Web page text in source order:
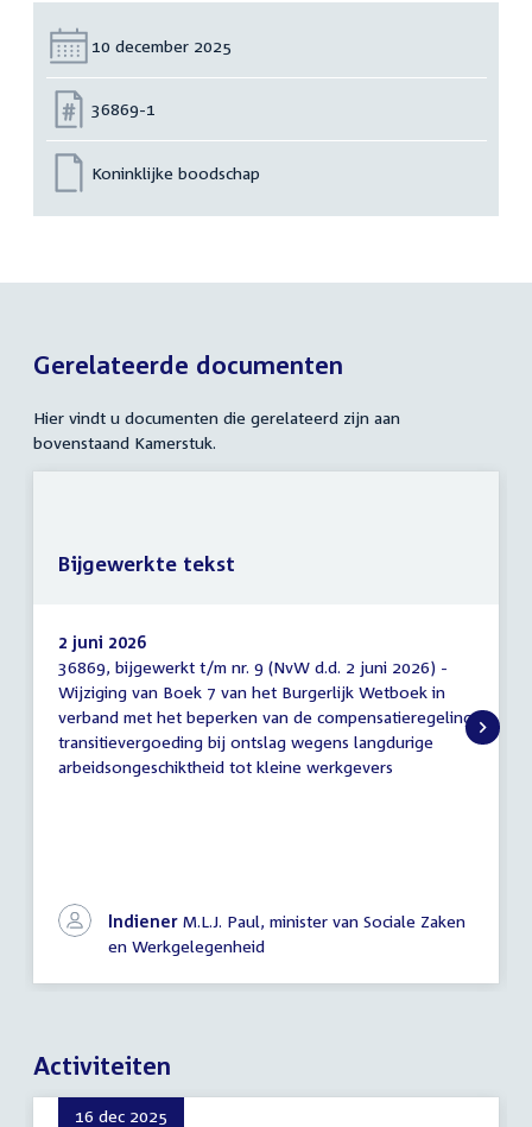
Datum:
10 december 2025
Nummer:
36869-1
Koninklijke boodschap
Gerelateerde documenten
Hier vindt u documenten die gerelateerd zijn aan
bovenstaand Kamerstuk.
Bijgewerkte
tekst
2 juni 2026
36869, bijgewerkt t/m nr. 9 (NvW d.d. 2 juni 2026) -
Wijziging van Boek 7 van het Burgerlijk Wetboek in
verband met het beperken van de compensatieregeling
transitievergoeding bij ontslag wegens langdurige
arbeidsongeschiktheid tot kleine werkgevers
Indiener M.L.J. Paul, minister van Sociale Zaken
en Werkgelegenheid
Bijgewerkte tekst
Activiteiten
16 dec 2025